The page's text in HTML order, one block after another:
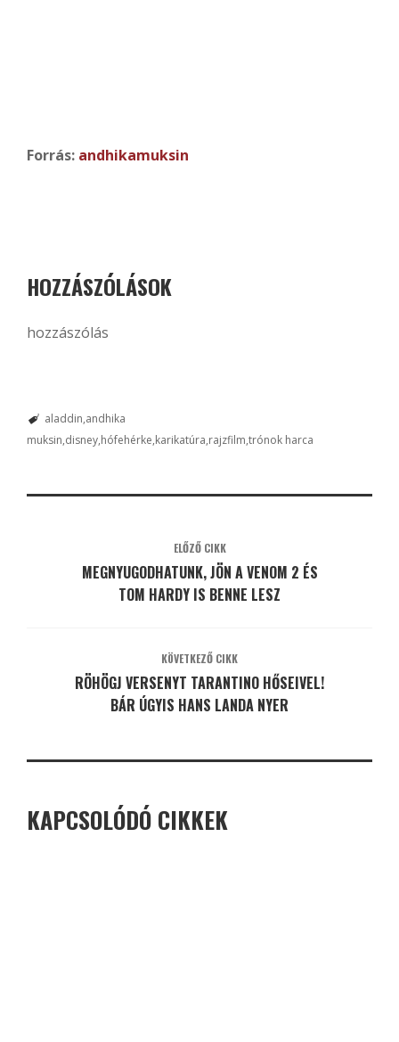
Forrás: andhikamuksin
HOZZÁSZÓLÁSOK
hozzászólás
aladdin andhika
muksin disney hófehérke karikatúra rajzfilm trónok harca
ELŐZŐ CIKK
MEGNYUGODHATUNK, JÖN A VENOM 2 ÉS
TOM HARDY IS BENNE LESZ
KÖVETKEZŐ CIKK
RÖHÖGJ VERSENYT TARANTINO HŐSEIVEL!
BÁR ÚGYIS HANS LANDA NYER
KAPCSOLÓDÓ CIKKEK